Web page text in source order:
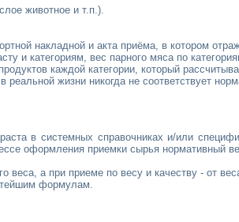
животное и т.п.).
накладной и акта приёма, в котором
и категориям, вес парного мяса по
каждой категории, который
реальной жизни никогда не соответствует
в системных справочниках и/или
оформления приемки сырья нормативный
веса, а при приеме по весу и качеству - от
формулам.